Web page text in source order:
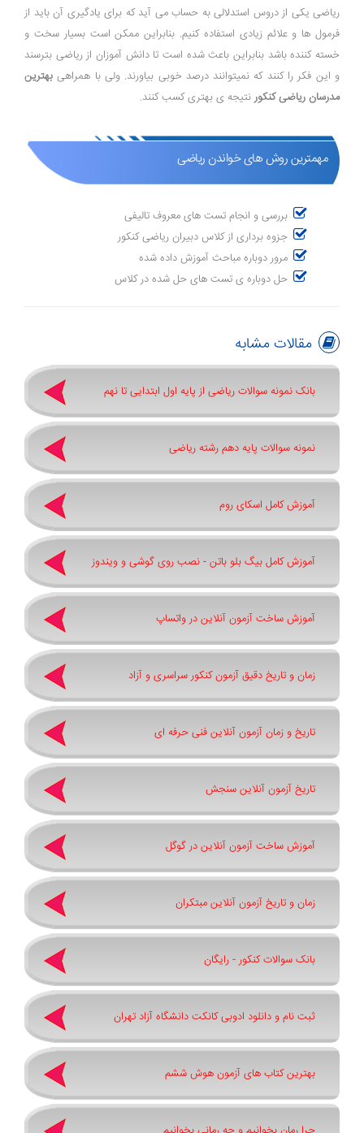
ریاضی یکی از دروس استدلالی به حساب می آید که برای یادگیری آن باید از
فرمول ها و علائم زیادی استفاده کنیم. بنابراین ممکن است بسیار سخت و
خسته کننده باشد بنابراین باعث شده است تا دانش آموزان از ریاضی بترسند
و این فکر را کنند که نمیتوانند درصد خوبی بیاورند. ولی با همراهی بهترین
مدرسان ریاضی کنکور نتیجه ی بهتری کسب کنند.
مهمترین روش های خواندن ریاضی
بررسی و انجام تست های معروف تالیفی
جزوه برداری از کلاس دبیران ریاضی کنکور
مرور دوباره مباحث آموزش داده شده
حل دوباره ی تست های حل شده در کلاس
مقالات مشابه
بانک نمونه سوالات ریاضی از پایه اول ابتدایی تا نهم
نمونه سوالات پایه دهم رشته ریاضی
آموزش کامل اسکای روم
آموزش کامل بیگ بلو باتن - نصب روی گوشی و ویندوز
آموزش ساخت آزمون آنلاین در واتساپ
زمان و تاریخ دقیق آزمون کنکور سراسری و آزاد
تاریخ و زمان آزمون آنلاین فنی حرفه ای
تاریخ آزمون آنلاین سنجش
آموزش ساخت آزمون آنلاین در گوگل
زمان و تاریخ آزمون آنلاین مبتکران
بانک سوالات کنکور - رایگان
ثبت نام و دانلود ادوبی کانکت دانشگاه آزاد تهران
بهترین کتاب های آزمون هوش ششم